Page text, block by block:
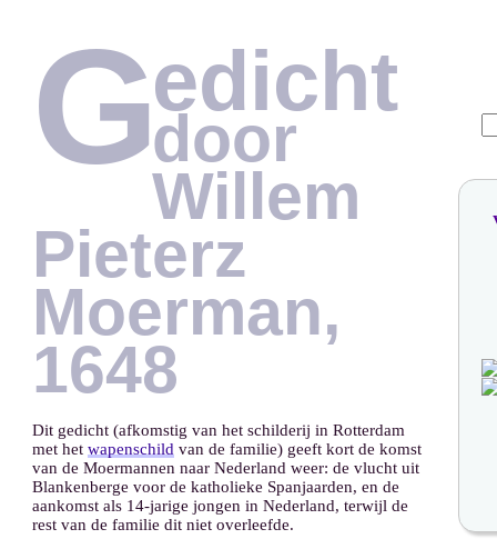
Gedicht
door
Willem
Pieterz
Moerman,
1648
Dit gedicht (afkomstig van het schilderij in Rotterdam
met hetwapenschild van de familie) geeft kort de komst
van de Moermannen naar Nederland weer: de vlucht uit
Blankenberge voor de katholieke Spanjaarden, en de
aankomst als 14-jarige jongen in Nederland, terwijl de
rest van de familie dit niet overleefde.